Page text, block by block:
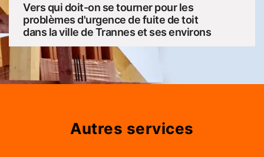
Vers qui doit-on se tourner pour les
problèmes d'urgence de fuite de toit
dans la ville de Trannes et ses environs
Autres services